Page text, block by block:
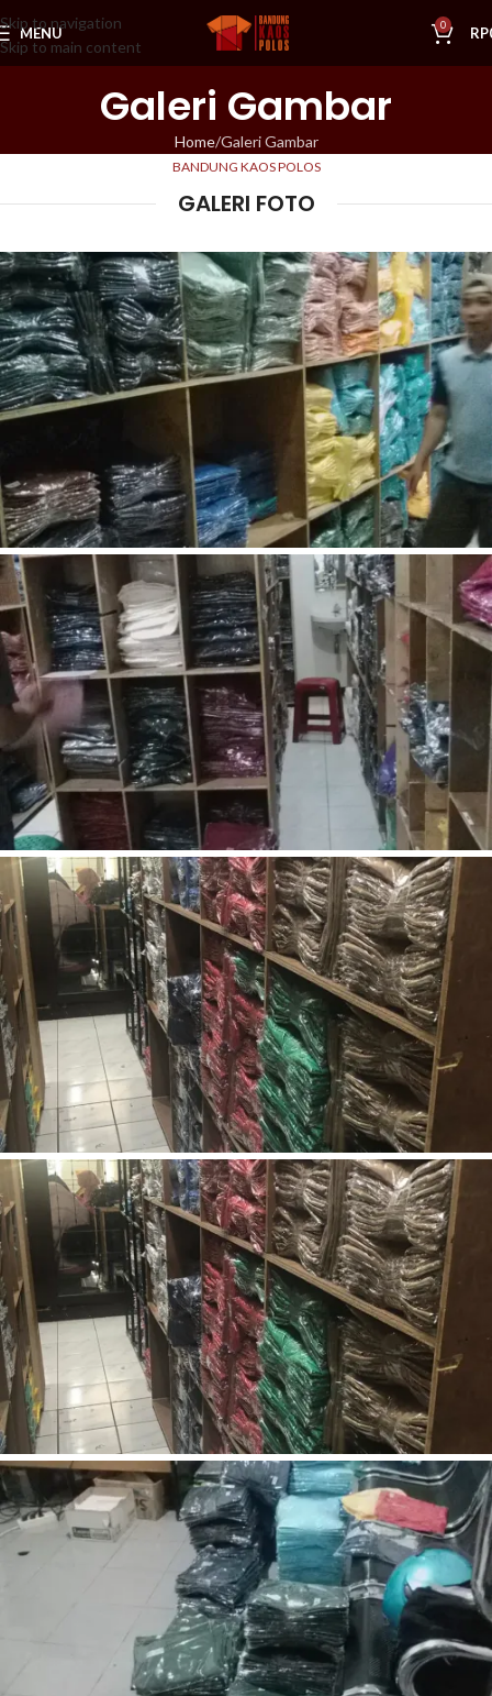
Skip to navigation
Skip to main content
MENU 0 RP
Galeri Gambar
Home Galeri Gambar
BANDUNG KAOS POLOS
GALERI FOTO